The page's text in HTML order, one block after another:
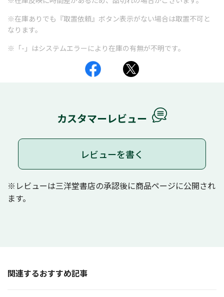
※在庫ありでも『取置依頼』ボタン表示がない場合は取置不可と
なります。
※「-」はシステムエラーにより在庫の有無が不明です。
カスタマーレビュー
レビューを書く
※レビューは三洋堂書店の承認後に商品ページに公開され
ます。
関連するおすすめ記事